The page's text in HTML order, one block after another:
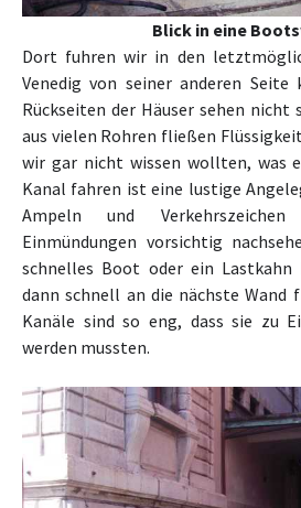
Blick in eine
Dort fuhren wir in den
Venedig von seiner anderen Seite
Rückseiten der Häuser sehen nicht
aus vielen Rohren fließen
wir gar nicht wissen wollten, was
Kanal fahren ist eine lustige
Ampeln und
Einmündungen vorsichtig
schnelles Boot oder ein
dann schnell an die nächste Wand
Kanäle sind so eng, dass sie zu
werden mussten.